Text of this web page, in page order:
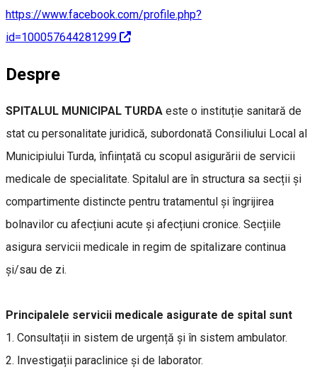
https://www.facebook.com/profile.php?
id=100057644281299
Despre
SPITALUL MUNICIPAL TURDA este o instituție sanitară de
stat cu personalitate juridică, subordonată Consiliului Local al
Municipiului Turda, înființată cu scopul asigurării de servicii
medicale de specialitate. Spitalul are în structura sa secții și
compartimente distincte pentru tratamentul și îngrijirea
bolnavilor cu afecțiuni acute și afecțiuni cronice. Secțiile
asigura servicii medicale in regim de spitalizare continua
și/sau de zi.
Principalele servicii medicale asigurate de spital sunt
1. Consultații in sistem de urgență și în sistem ambulator.
2. Investigații paraclinice și de laborator.